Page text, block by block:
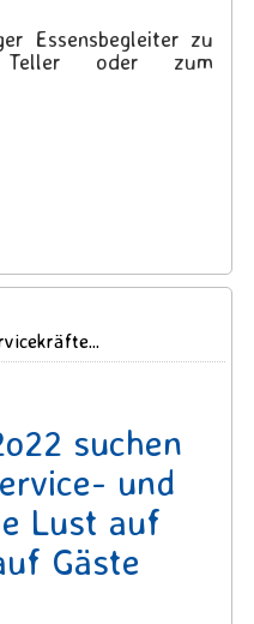
Essensbegleiter zu
Teller oder zum
suchen
und
Lust auf
Gäste